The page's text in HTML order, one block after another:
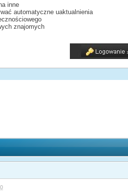
inne
automatyczne uaktualnienia
znajomych